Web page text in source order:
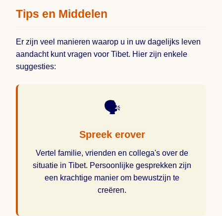
Tips en Middelen
Er zijn veel manieren waarop u in uw dagelijks leven
aandacht kunt vragen voor Tibet. Hier zijn enkele
suggesties:
🗣️
Spreek erover
Vertel familie, vrienden en collega's over de
situatie in Tibet. Persoonlijke gesprekken zijn
een krachtige manier om bewustzijn te
creëren.